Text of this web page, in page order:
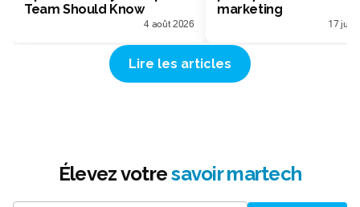
Team Should Know
4 août 2026
marketing
17
Lire les articles
Élevez votresavoir martech